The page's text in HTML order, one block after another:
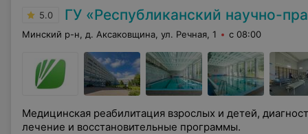
5.0 ГУ «Республиканский научно-практический центр
Минский р-н, д. Аксаковщина, ул. Речная, 1 с 08:00
Медицинская реабилитация взрослых и детей,
лечение и восстановительные программы.